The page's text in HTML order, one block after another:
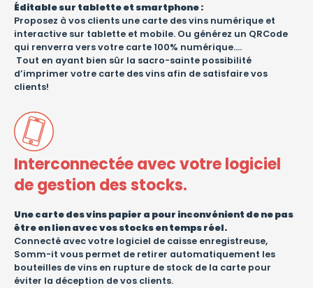
Éditable sur tablette et smartphone :
Proposez à vos clients une carte des vins numérique et
interactive sur tablette et mobile. Ou générez un QRCode
qui renverra vers votre carte 100% numérique….
Tout en ayant bien sûr la sacro-sainte possibilité
d’imprimer votre carte des vins afin de satisfaire vos
clients!
Interconnectée avec votre logiciel
de gestion des stocks.
Une carte des vins papier a pour inconvénient de ne pas
être en lien avec vos stocks en temps réel.
Connecté avec votre logiciel de caisse enregistreuse,
Somm-it vous permet de retirer automatiquement les
bouteilles de vins en rupture de stock de la carte pour
éviter la déception de vos clients.